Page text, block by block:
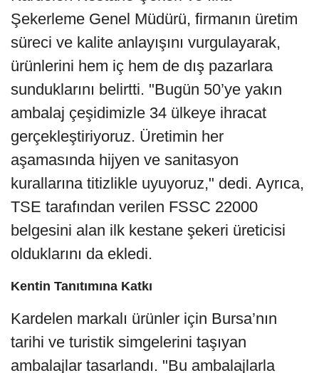
Şekerleme Genel Müdürü, firmanın üretim
süreci ve kalite anlayışını vurgulayarak,
ürünlerini hem iç hem de dış pazarlara
sunduklarını belirtti. "Bugün 50’ye yakın
ambalaj çeşidimizle 34 ülkeye ihracat
gerçekleştiriyoruz. Üretimin her
aşamasında hijyen ve sanitasyon
kurallarına titizlikle uyuyoruz," dedi. Ayrıca,
TSE tarafından verilen FSSC 22000
belgesini alan ilk kestane şekeri üreticisi
olduklarını da ekledi.
Kentin Tanıtımına Katkı
Kardelen markalı ürünler için Bursa’nın
tarihi ve turistik simgelerini taşıyan
ambalajlar tasarlandı. "Bu ambalajlarla